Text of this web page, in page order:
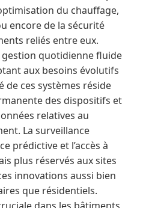
du chauffage,
encore de la sécurité
reliés entre eux.
gestion quotidienne fluide
aux besoins évolutifs
de ces systèmes réside
des dispositifs et
relatives au
La surveillance
prédictive et l’accès à
plus réservés aux sites
innovations aussi bien
que résidentiels.